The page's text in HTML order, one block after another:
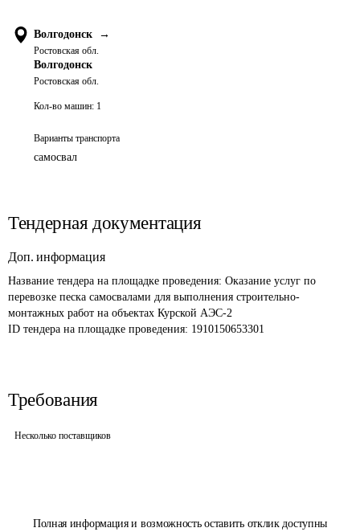
Полная информация и возможность оставить отклик доступны
Волгодонск →
Ростовская обл.
Волгодонск
Ростовская обл.
Кол-во машин: 1
Варианты транспорта
самосвал
Тендерная документация
Доп. информация
Название тендера на площадке проведения: Оказание услуг по
перевозке песка самосвалами для выполнения строительно-
монтажных работ на объектах Курской АЭС-2
ID тендера на площадке проведения: 1910150653301
Требования
Несколько поставщиков